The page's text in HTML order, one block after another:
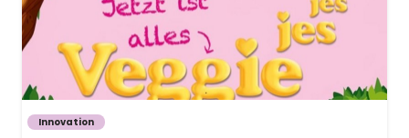
Innovation